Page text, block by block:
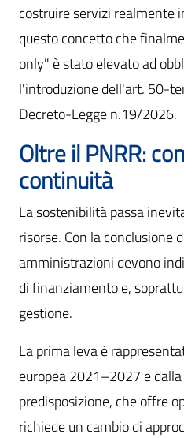
costruire servizi realmente
questo concetto che
only" è stato elevato ad
l'introduzione dell'art. 50-
Decreto-Legge n.19/2026.
Oltre il PNRR:
continuità
La sostenibilità passa
risorse. Con la conclusione
amministrazioni devono
di finanziamento e,
gestione.
La prima leva è
europea 2021–2027 e
predisposizione, che offre
richiede un cambio di